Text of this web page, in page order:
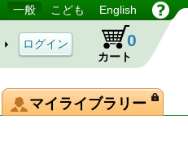
一般 こども English
カート
0
マイライブラリー